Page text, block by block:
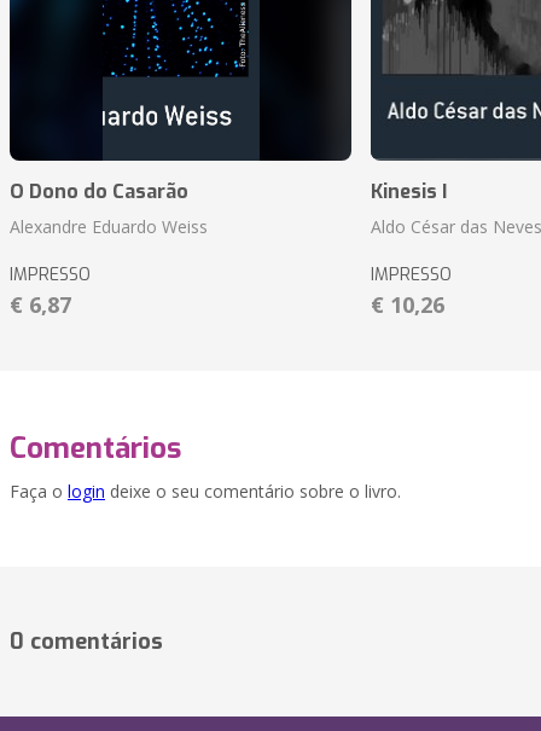
O Dono do Casarão
Alexandre Eduardo Weiss
IMPRESSO
€ 6,87
Kinesis I
Aldo César das
IMPRESSO
€ 10,26
Comentários
Faça o login deixe o seu comentário sobre o livro.
0 comentários